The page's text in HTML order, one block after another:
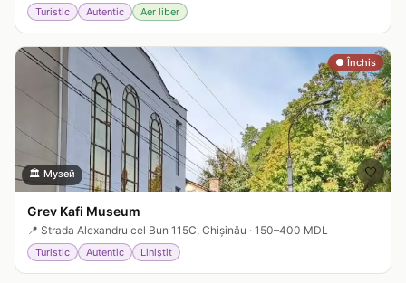
Turistic Autentic Aer liber
● Închis
🏛️ Музей 🤍
Grev Kafi Museum
📍 Strada Alexandru cel Bun 115C, Chișinău · 150–400 MDL
Turistic Autentic Liniștit